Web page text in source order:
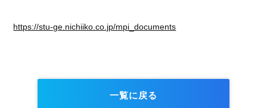
https://stu-ge.nichiiko.co.jp/mpi_documents
一覧に戻る